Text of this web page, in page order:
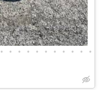
• • • • • • • • • • •